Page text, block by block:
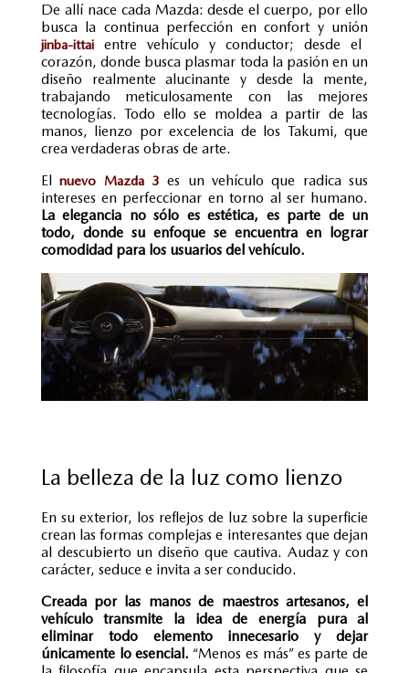
De allí nace cada Mazda: desde el cuerpo, por ello
busca la continua perfección en confort y unión
jinba-ittai
entre vehículo y conductor; desde el
corazón, donde busca plasmar toda la pasión en un
diseño realmente alucinante y desde la mente,
trabajando meticulosamente con las mejores
tecnologías. Todo ello se moldea a partir de las
manos, lienzo por excelencia de los Takumi, que
crea verdaderas obras de arte.
Elnuevo Mazda 3 es un vehículo que radica sus
intereses en perfeccionar en torno al ser humano.
La elegancia no sólo es estética, es parte de un
todo, donde su enfoque se encuentra en lograr
comodidad para los usuarios del vehículo.
La belleza de la luz como lienzo
En su exterior, los reflejos de luz sobre la superficie
crean las formas complejas e interesantes que dejan
al descubierto un diseño que cautiva. Audaz y con
carácter, seduce e invita a ser conducido.
Creada por las manos de maestros artesanos, el
vehículo transmite la idea de energía pura al
eliminar todo elemento innecesario y dejar
únicamente lo esencial. “Menos es más” es parte de